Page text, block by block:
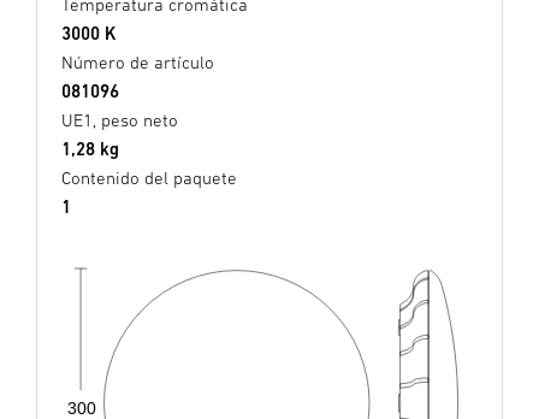
3000 K
Número de artículo
081096
UE1, peso neto
1,28 kg
Contenido del paquete
1
300